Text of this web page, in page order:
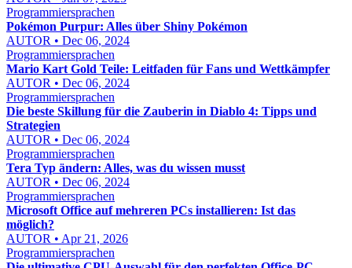
Programmiersprachen
Pokémon Purpur: Alles über Shiny Pokémon
AUTOR • Dec 06, 2024
Programmiersprachen
Mario Kart Gold Teile: Leitfaden für Fans und Wettkämpfer
AUTOR • Dec 06, 2024
Programmiersprachen
Die beste Skillung für die Zauberin in Diablo 4: Tipps und
Strategien
AUTOR • Dec 06, 2024
Programmiersprachen
Tera Typ ändern: Alles, was du wissen musst
AUTOR • Dec 06, 2024
Programmiersprachen
Microsoft Office auf mehreren PCs installieren: Ist das
möglich?
AUTOR • Apr 21, 2026
Programmiersprachen